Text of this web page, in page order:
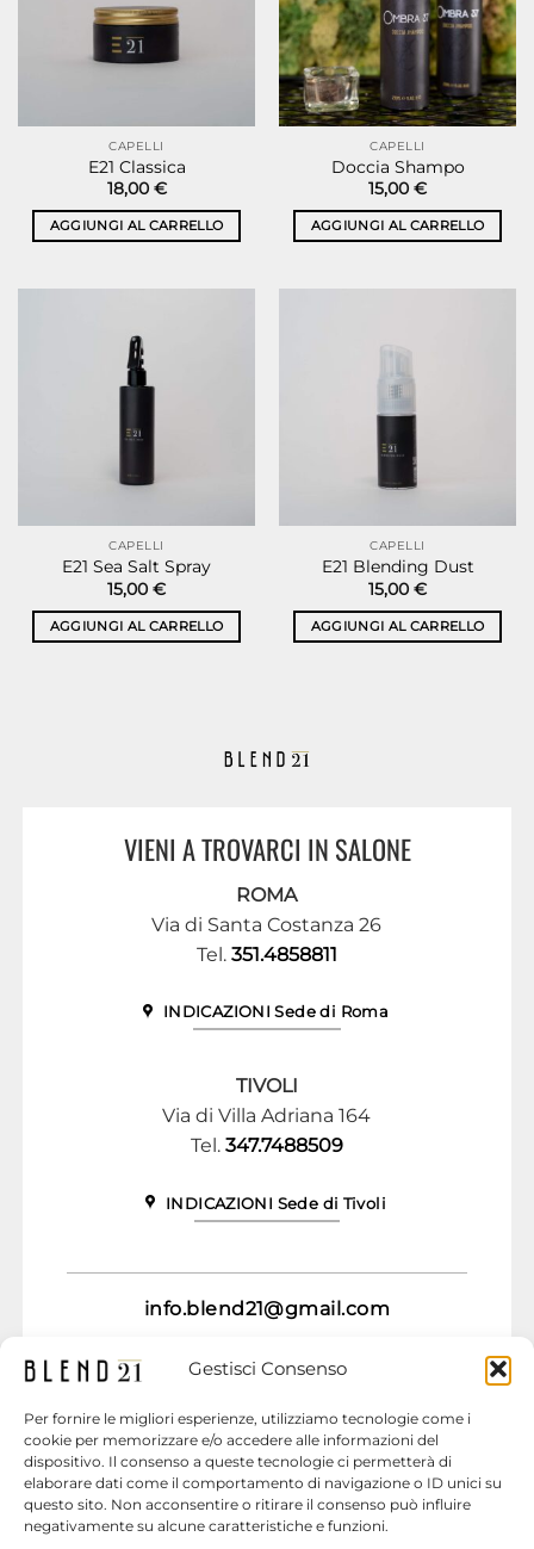
Gestisci Consenso
Per fornire le migliori esperienze, utilizziamo tecnologie come i
cookie per memorizzare e/o accedere alle informazioni del
dispositivo. Il consenso a queste tecnologie ci permetterà di
elaborare dati come il comportamento di navigazione o ID unici su
questo sito. Non acconsentire o ritirare il consenso può influire
negativamente su alcune caratteristiche e funzioni.
CAPELLI
E21 Classica
18,00 €
AGGIUNGI AL CARRELLO
CAPELLI
Doccia Shampo
15,00 €
AGGIUNGI AL CARRELLO
CAPELLI
E21 Sea Salt Spray
15,00 €
AGGIUNGI AL CARRELLO
CAPELLI
E21 Blending Dust
15,00 €
AGGIUNGI AL CARRELLO
VIENI A TROVARCI IN SALONE
ROMA
Via di Santa Costanza 26
Tel. 351.4858811
INDICAZIONI Sede di Roma
TIVOLI
Via di Villa Adriana 164
Tel. 347.7488509
INDICAZIONI Sede di Tivoli
info.blend21@gmail.com
Blend21.
Prenota subitoun appuntamento
PRENOTA ORA